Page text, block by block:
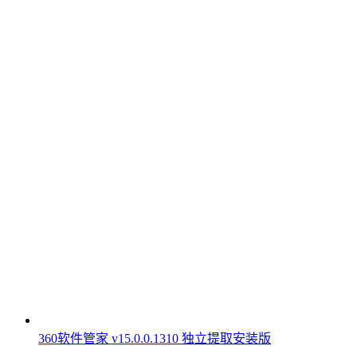
360软件管家 v15.0.0.1310 独立提取安装版